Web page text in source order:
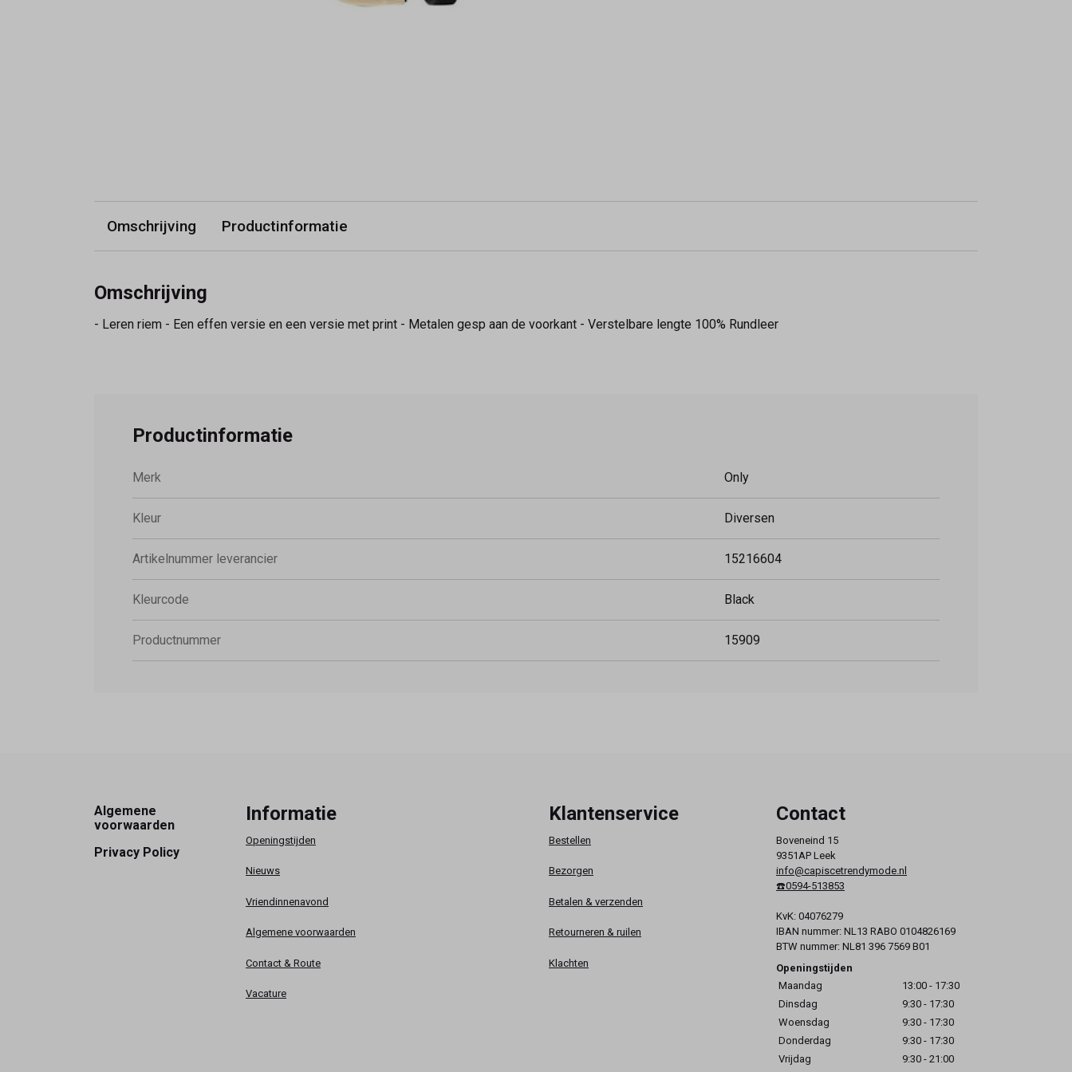
Omschrijving Productinformatie
Omschrijving
- Leren riem - Een effen versie en een versie met print - Metalen gesp aan de voorkant - Verstelbare lengte 100% Rundleer
Productinformatie
Merk Only
Kleur Diversen
Artikelnummer leverancier 15216604
Kleurcode Black
Productnummer 15909
Footer
Algemene
voorwaarden
Privacy Policy
Informatie
Openingstijden
Nieuws
Vriendinnenavond
Algemene voorwaarden
Contact & Route
Vacature
Klantenservice
Bestellen
Bezorgen
Betalen & verzenden
Retourneren & ruilen
Klachten
Contact
Boveneind 15
9351AP Leek
info@capiscetrendymode.nl
☎️0594-513853
KvK: 04076279
IBAN nummer: NL13 RABO 0104826169
BTW nummer: NL81 396 7569 B01
Openingstijden
Maandag
13:00 - 17:30
Dinsdag
9:30 - 17:30
Woensdag
9:30 - 17:30
Donderdag
9:30 - 17:30
Vrijdag
9:30 - 21:00